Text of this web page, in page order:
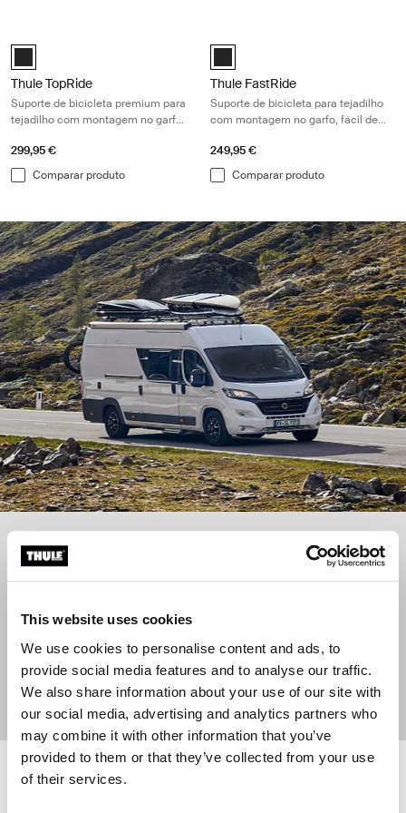
This website uses cookies
We use cookies to personalise content and ads, to
provide social media features and to analyse our traffic.
We also share information about your use of our site with
our social media, advertising and analytics partners who
may combine it with other information that you’ve
provided to them or that they’ve collected from your use
of their services.
Thule TopRide Preto (selected)
Thule TopRide
Suporte de bicicleta premium para
tejadilho com montagem no garfo,
e aperto rápido
299,95 €
Comparar produto
Thule FastRide Preto (selected)
Thule FastRide
Suporte de bicicleta para tejadilho
com montagem no garfo, fácil de
rápido
249,95 €
Comparar produto
Está a planear uma viagem num veículo de
lazer?
essenciais
Ler mais
Thule UpRide Suporte de bicicleta vertical para tejadilho com